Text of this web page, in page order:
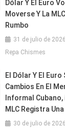
Dólar Y El Euro
Moverse Y La
Rumbo
31 de julio de 2026
Repa Chismes
El Dólar Y El Euro
Cambios En El
Informal
MLC Registra
30 de julio de 2026